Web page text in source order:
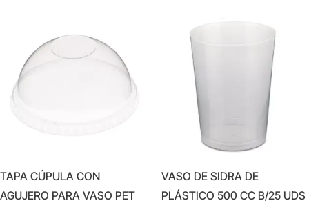
TAPA CÚPULA CON
AGUJERO PARA VASO PET
VASO DE SIDRA DE
PLÁSTICO 500 CC B/25 UDS